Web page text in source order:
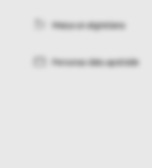
Maiņa un atgriešana
Personas datu apstrāde